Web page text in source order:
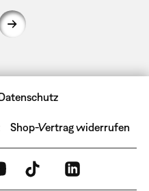
Shop-Vertrag widerrufen